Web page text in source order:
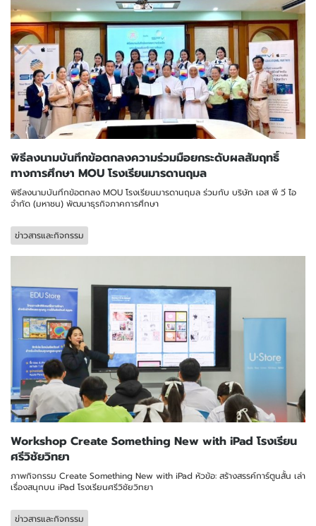
พิธีลงนามบันทึกข้อตกลงความร่วมมือยกระดับผลสัมฤทธิ์
ทางการศึกษา MOU โรงเรียนมารดานฤมล
พิธีลงนามบันทึกข้อตกลง MOU โรงเรียนมารดานฤมล ร่วมกับ บริษัท เอส พี วี ไอ
จำกัด (มหาชน) พัฒนาธุรกิจภาคการศึกษา
ข่าวสารและกิจกรรม
Workshop Create Something New with iPad โรงเรียน
ศรีวิชัยวิทยา
ภาพกิจกรรม Create Something New with iPad หัวข้อ: สร้างสรรค์การ์ตูนสั้น เล่า
เรื่องสนุกบน iPad โรงเรียนศรีวิชัยวิทยา
ข่าวสารและกิจกรรม